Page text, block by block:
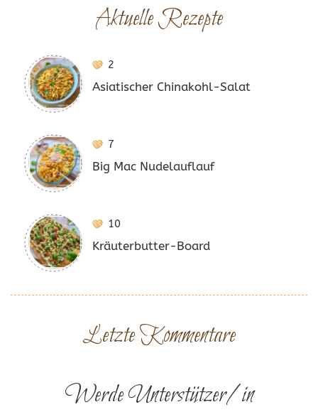
Aktuelle Rezepte
2
Asiatischer Chinakohl-Salat
7
Big Mac Nudelauflauf
10
Kräuterbutter-Board
Letzte Kommentare
Werde Unterstützer/in